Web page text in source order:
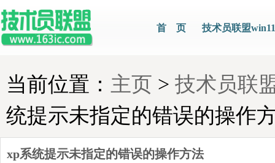
首 页 技术员联盟
当前位置： 主页 > 技术员联
统提示未指定的错误的操作
xp系统提示未指定的错误的操作方法